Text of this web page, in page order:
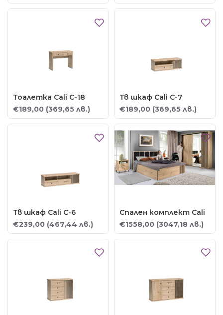
Тоалетка Cali C-18
€189,00 (369,65 лв.)
Тв шкаф Cali C-7
€189,00 (369,65 лв.)
Тв шкаф Cali C-6
€239,00 (467,44 лв.)
Спален комплект Cali
€1558,00 (3047,18 лв.)